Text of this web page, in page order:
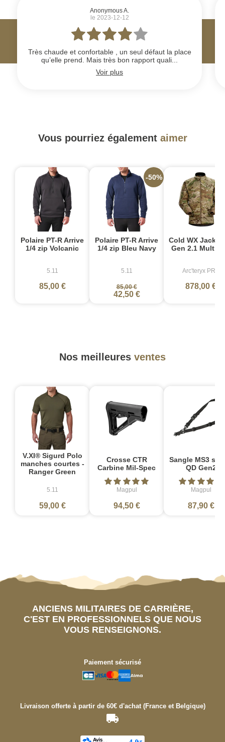
Anonymous A.
le 2023-12-12
Très chaude et confortable , un seul défaut la place
qu’elle prend. Mais très bon rapport quali...
Voir plus
Vous pourriez également aimer
Polaire PT-R Arrive
1/4 zip Volcanic
5.11
85,00 €
Polaire PT-R Arrive
1/4 zip Bleu Navy
5.11
85,00 €
42,50 €
-50%
Cold WX Jacket
Gen 2.1
Arc'teryx PRO
878,00 €
Nos meilleures ventes
V.XI® Sigurd Polo
manches courtes -
Ranger Green
5.11
59,00 €
Crosse CTR
Carbine Mil-Spec
Magpul
94,50 €
Sangle MS3
QD Gen2
Magpul
87,90 €
ANCIENS MILITAIRES DE CARRIÈRE,
C'EST EN PROFESSIONNELS QUE NOUS
VOUS RENSEIGNONS.
Paiement sécurisé
Livraison offerte à partir de 60€ d'achat (France et Belgique)